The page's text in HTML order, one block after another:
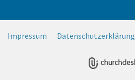
Impressum Datenschutzerklärung